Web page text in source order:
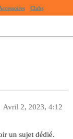
Clubs
Avril 2, 2023, 4:12
un sujet dédié.